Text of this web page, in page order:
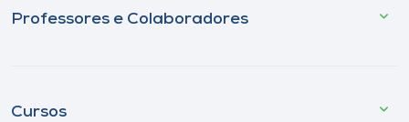
Professores e Colaboradores
Cursos